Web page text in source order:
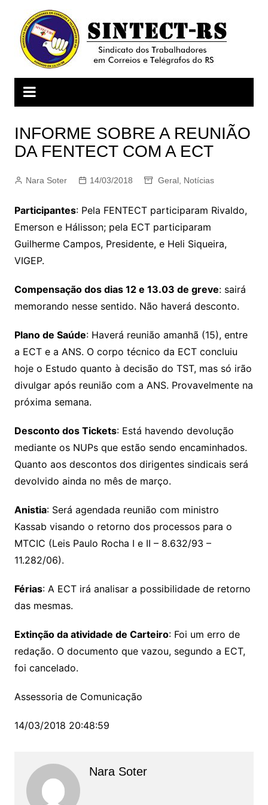
conteúdo
INFORME SOBRE A REUNIÃO
DA FENTECT COM A ECT
Nara Soter 14/03/2018 Geral, Notícias
Participantes: Pela FENTECT participaram Rivaldo,
Emerson e Hálisson; pela ECT participaram
Guilherme Campos, Presidente, e Heli Siqueira,
VIGEP.
Compensação dos dias 12 e 13.03 de greve: sairá
memorando nesse sentido. Não haverá desconto.
Plano de Saúde: Haverá reunião amanhã (15), entre
a ECT e a ANS. O corpo técnico da ECT concluiu
hoje o Estudo quanto à decisão do TST, mas só irão
divulgar após reunião com a ANS. Provavelmente na
próxima semana.
Desconto dos Tickets: Está havendo devolução
mediante os NUPs que estão sendo encaminhados.
Quanto aos descontos dos dirigentes sindicais será
devolvido ainda no mês de março.
Anistia: Será agendada reunião com ministro
Kassab visando o retorno dos processos para o
MTCIC (Leis Paulo Rocha I e II – 8.632/93 –
11.282/06).
Férias: A ECT irá analisar a possibilidade de retorno
das mesmas.
Extinção da atividade de Carteiro: Foi um erro de
redação. O documento que vazou, segundo a ECT,
foi cancelado.
Assessoria de Comunicação
14/03/2018 20:48:59
Nara Soter